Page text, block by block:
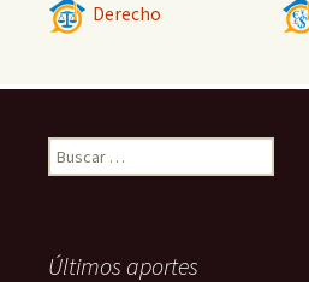
Derecho
Buscar:
Últimos aportes